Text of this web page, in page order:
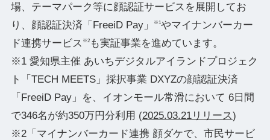
場、テーマパーク等に顔認証サービスを展開してお
り、顔認証決済「FreeiD Pay」
※1やマイナンバーカー
ド連携サービス ※2も実証事業を進めています。
※1 愛知県主催 あいちデジタルアイランドプロジェク
ト「TECH MEETS」採択事業 DXYZの顔認証決済
「FreeiD Pay」を、イオンモール常滑において 6日間
で346名が約350万円分利用 (2025.03.21リリース)
※2「マイナンバーカード連携 顔ダケで、市民サービ